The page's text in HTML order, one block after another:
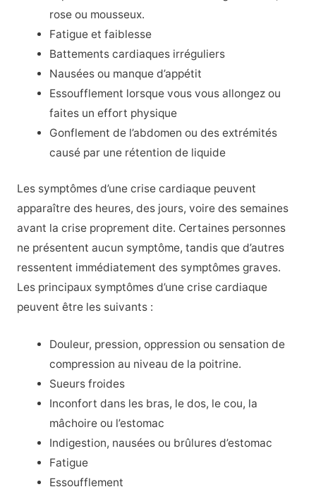
rose ou mousseux.
Fatigue et faiblesse
Battements cardiaques irréguliers
Nausées ou manque d’appétit
Essoufflement lorsque vous vous allongez ou
faites un effort physique
Gonflement de l’abdomen ou des extrémités
causé par une rétention de liquide
Les symptômes d’une crise cardiaque peuvent
apparaître des heures, des jours, voire des semaines
avant la crise proprement dite. Certaines personnes
ne présentent aucun symptôme, tandis que d’autres
ressentent immédiatement des symptômes graves.
Les principaux symptômes d’une crise cardiaque
peuvent être les suivants :
Douleur, pression, oppression ou sensation de
compression au niveau de la poitrine.
Sueurs froides
Inconfort dans les bras, le dos, le cou, la
mâchoire ou l’estomac
Indigestion, nausées ou brûlures d’estomac
Fatigue
Essoufflement